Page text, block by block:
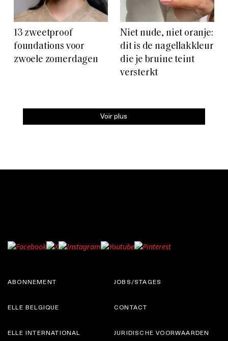
13 zweetproof
foundations voor
zwoele zomerdagen
Niet nude, niet oranje:
dit is de nagellakkleur
die je bruine teint
versterkt
Voir plus
ABONNEMENT
ELLE BELGIQUE
JOBS/STAGES
CONTACT
ELLE INTERNATIONAL JURIDISCHE VOORWAARDEN